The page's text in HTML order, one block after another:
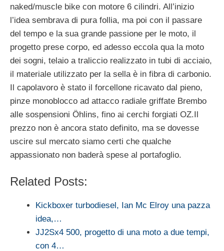
naked/muscle bike con motore 6 cilindri. All’inizio
l’idea sembrava di pura follia, ma poi con il passare
del tempo e la sua grande passione per le moto, il
progetto prese corpo, ed adesso eccola qua la moto
dei sogni, telaio a traliccio realizzato in tubi di acciaio,
il materiale utilizzato per la sella è in fibra di carbonio.
Il capolavoro è stato il forcellone ricavato dal pieno,
pinze monoblocco ad attacco radiale griffate Brembo
alle sospensioni Öhlins, fino ai cerchi forgiati OZ.Il
prezzo non è ancora stato definito, ma se dovesse
uscire sul mercato siamo certi che qualche
appassionato non baderà spese al portafoglio.
Related Posts:
Kickboxer turbodiesel, Ian Mc Elroy una pazza
idea,…
JJ2Sx4 500, progetto di una moto a due tempi,
con 4…